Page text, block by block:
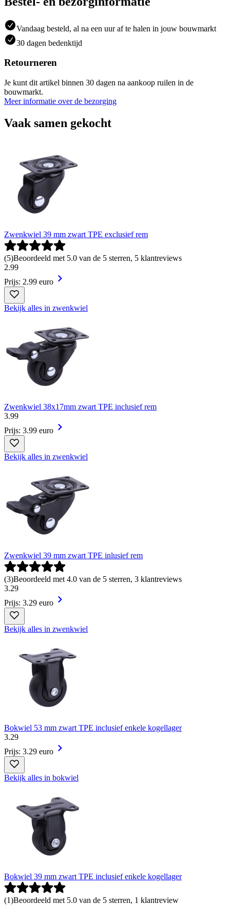
Vandaag besteld, al na een uur af te halen in jouw bouwmarkt
30 dagen bedenktijd
Retourneren
Je kunt dit artikel binnen 30 dagen na aankoop ruilen in de
bouwmarkt.
Meer informatie over de bezorging
Vaak samen gekocht
Zwenkwiel 39 mm zwart TPE exclusief rem
(5)Beoordeeld met 5.0 van de 5 sterren, 5 klantreviews
2.99
Prijs: 2.99 euro
Bekijk alles in zwenkwiel
Zwenkwiel 38x17mm zwart TPE inclusief rem
3.99
Prijs: 3.99 euro
Bekijk alles in zwenkwiel
Zwenkwiel 39 mm zwart TPE inlusief rem
(3)Beoordeeld met 4.0 van de 5 sterren, 3 klantreviews
3.29
Prijs: 3.29 euro
Bekijk alles in zwenkwiel
Bokwiel 53 mm zwart TPE inclusief enkele kogellager
3.29
Prijs: 3.29 euro
Bekijk alles in bokwiel
Bokwiel 39 mm zwart TPE inclusief enkele kogellager
(1)Beoordeeld met 5.0 van de 5 sterren, 1 klantreview